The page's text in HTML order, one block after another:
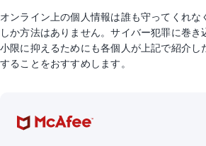
オンライン上の個人情報は誰も守ってくれな
しか方法はありません。サイバー犯罪に巻
小限に抑えるためにも各個人が上記で紹介し
することをおすすめします。